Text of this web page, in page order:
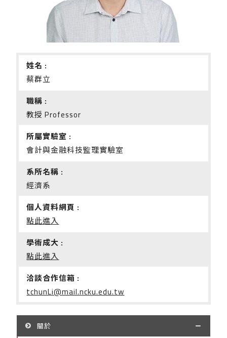
姓名 :
蔡群立
職稱 :
教授 Professor
所屬實驗室 :
會計與金融科技監理實驗室
系所名稱 :
經濟系
個人資料網頁 :
點此進入
學術成大 :
點此進入
洽談合作信箱 :
tchunLi@mail.ncku.edu.tw
關於